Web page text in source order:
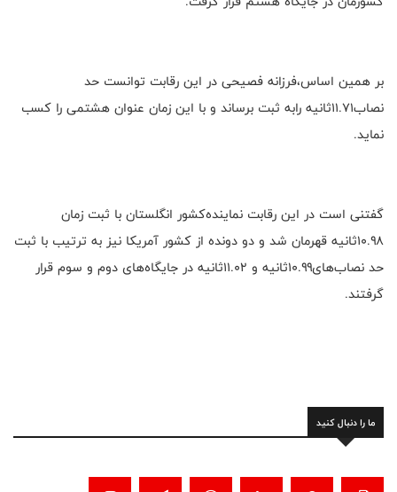
بر همین اساس،فرزانه فصیحی در این رقابت توانست حد
نصاب۱۱.۷۱ثانیه رابه ثبت برساند و با این زمان عنوان هشتمی را کسب
نماید.
گفتنی است در این رقابت نماینده‌کشور انگلستان با ثبت زمان
۱۰.۹۸ثانیه قهرمان شد و دو دونده از کشور آمریکا نیز به ترتیب با ثبت
حد نصاب‌های۱۰.۹۹ثانیه و ۱۱.۰۲ثانیه در جایگاه‌های دوم و سوم قرار
گرفتند.
ما را دنبال کنید